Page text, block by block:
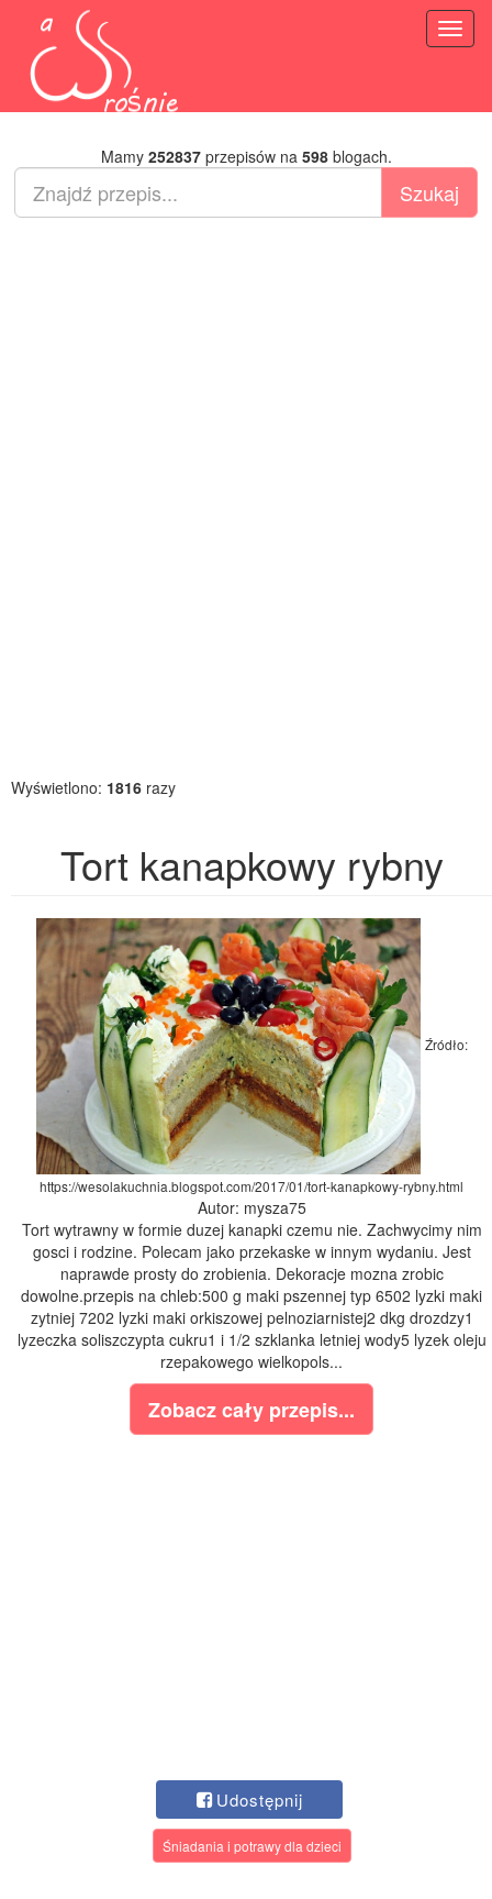
Mamy 252837przepisów na 598blogach.
Wyświetlono: 1816 razy
Tort kanapkowy rybny
Źródło:
https://wesolakuchnia.blogspot.com/2017/01/tort-kanapkowy-rybny.html
Autor: mysza75
Tort wytrawny w formie duzej kanapki czemu nie. Zachwycimy nim
gosci i rodzine. Polecam jako przekaske w innym wydaniu. Jest
naprawde prosty do zrobienia. Dekoracje mozna zrobic
dowolne.przepis na chleb:500 g maki pszennej typ 6502 lyzki maki
zytniej 7202 lyzki maki orkiszowej pelnoziarnistej2 dkg drozdzy1
lyzeczka soliszczypta cukru1 i 1/2 szklanka letniej wody5 lyzek oleju
rzepakowego wielkopols...
Zobacz cały przepis...
Udostępnij
Śniadania i potrawy dla dzieci